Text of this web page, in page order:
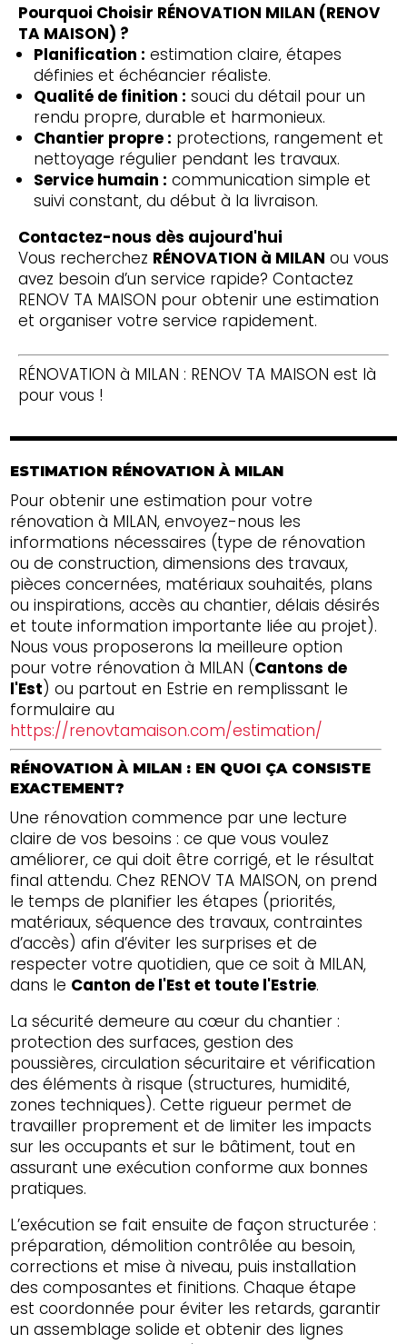
Pourquoi Choisir RÉNOVATION MILAN (RENOV
TA MAISON) ?
Planification : estimation claire, étapes
définies et échéancier réaliste.
Qualité de finition : souci du détail pour un
rendu propre, durable et harmonieux.
Chantier propre : protections, rangement et
nettoyage régulier pendant les travaux.
Service humain : communication simple et
suivi constant, du début à la livraison.
Contactez-nous dès aujourd'hui
Vous recherchez RÉNOVATION à MILAN ou vous
avez besoin d’un service rapide? Contactez
RENOV TA MAISON pour obtenir une estimation
et organiser votre service rapidement.
RÉNOVATION à MILAN : RENOV TA MAISON est là
pour vous !
ESTIMATION RÉNOVATION À MILAN
Pour obtenir une estimation pour votre
rénovation à MILAN, envoyez-nous les
informations nécessaires (type de rénovation
ou de construction, dimensions des travaux,
pièces concernées, matériaux souhaités, plans
ou inspirations, accès au chantier, délais désirés
et toute information importante liée au projet).
Nous vous proposerons la meilleure option
pour votre rénovation à MILAN (Cantons de
l'Est) ou partout en Estrie en remplissant le
formulaire au
https://renovtamaison.com/estimation/
RÉNOVATION À MILAN : EN QUOI ÇA CONSISTE
EXACTEMENT?
Une rénovation commence par une lecture
claire de vos besoins : ce que vous voulez
améliorer, ce qui doit être corrigé, et le résultat
final attendu. Chez RENOV TA MAISON, on prend
le temps de planifier les étapes (priorités,
matériaux, séquence des travaux, contraintes
d’accès) afin d’éviter les surprises et de
respecter votre quotidien, que ce soit à MILAN,
dans le Canton de l'Est et toute l'Estrie.
La sécurité demeure au cœur du chantier :
protection des surfaces, gestion des
poussières, circulation sécuritaire et vérification
des éléments à risque (structures, humidité,
zones techniques). Cette rigueur permet de
travailler proprement et de limiter les impacts
sur les occupants et sur le bâtiment, tout en
assurant une exécution conforme aux bonnes
pratiques.
L’exécution se fait ensuite de façon structurée :
préparation, démolition contrôlée au besoin,
corrections et mise à niveau, puis installation
des composantes et finitions. Chaque étape
est coordonnée pour éviter les retards, garantir
un assemblage solide et obtenir des lignes